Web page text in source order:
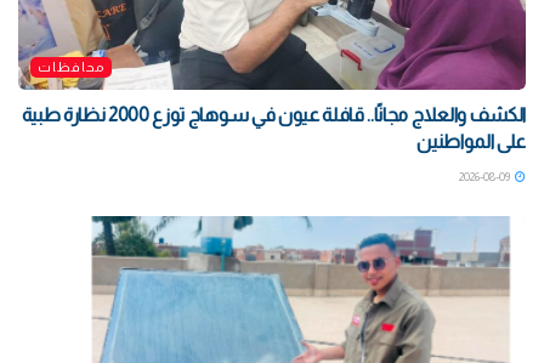
محافظات
الكشف والعلاج مجانًا.. قافلة عيون في سوهاج توزع 2000 نظارة طبية
على المواطنين